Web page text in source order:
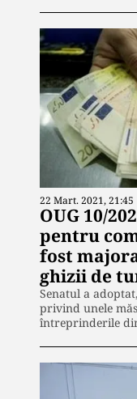
22 Mart. 2021, 21:45
OUG 10/
pentru
fost
ghizii de
Senatul a
privind unele
întreprinderile